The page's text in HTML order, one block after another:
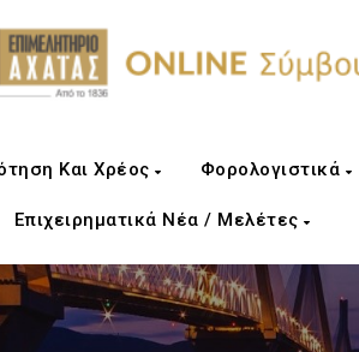
Και Χρέος Φορολογιστικά
Επιχειρηματικά Νέα / Μελέτες